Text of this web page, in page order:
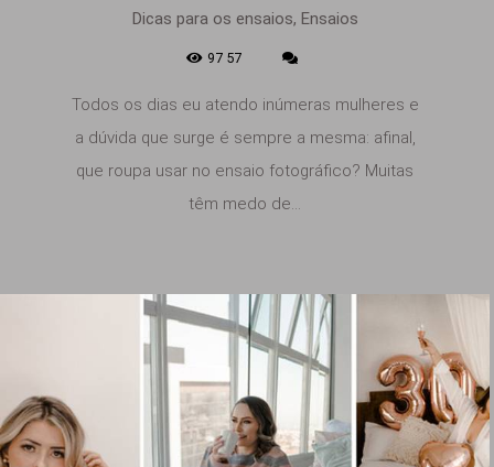
Dicas para os ensaios, Ensaios
9757
Todos os dias eu atendo inúmeras mulheres e
a dúvida que surge é sempre a mesma: afinal,
que roupa usar no ensaio fotográfico? Muitas
têm medo de...